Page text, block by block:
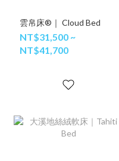
雲帛床®｜ Cloud Bed
NT$31,500 ~
NT$41,700